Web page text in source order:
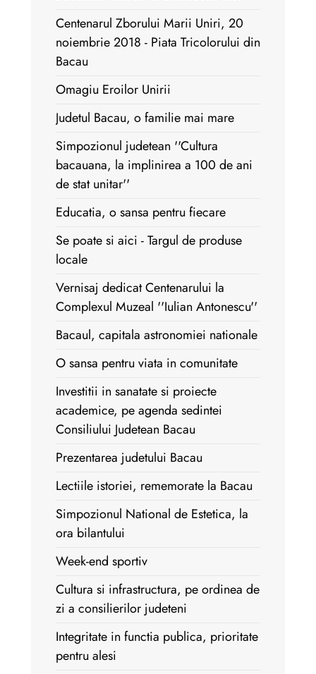
Centenarul Zborului Marii Uniri, 20
noiembrie 2018 - Piata Tricolorului din
Bacau
Omagiu Eroilor Unirii
Judetul Bacau, o familie mai mare
Simpozionul judetean ''Cultura
bacauana, la implinirea a 100 de ani
de stat unitar''
Educatia, o sansa pentru fiecare
Se poate si aici - Targul de produse
locale
Vernisaj dedicat Centenarului la
Complexul Muzeal ''Iulian Antonescu''
Bacaul, capitala astronomiei nationale
O sansa pentru viata in comunitate
Investitii in sanatate si proiecte
academice, pe agenda sedintei
Consiliului Judetean Bacau
Prezentarea judetului Bacau
Lectiile istoriei, rememorate la Bacau
Simpozionul National de Estetica, la
ora bilantului
Week-end sportiv
Cultura si infrastructura, pe ordinea de
zi a consilierilor judeteni
Integritate in functia publica, prioritate
pentru alesi